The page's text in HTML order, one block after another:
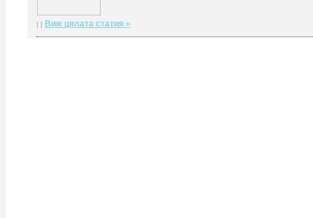
| | Виж цялата статия »